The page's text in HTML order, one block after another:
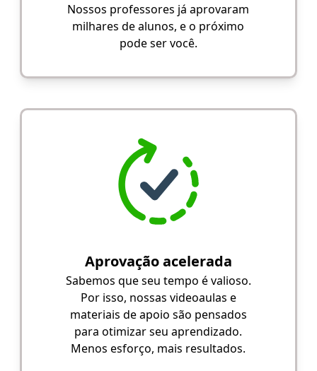
Nossos professores já aprovaram
milhares de alunos, e o próximo
pode ser você.
Aprovação acelerada
Sabemos que seu tempo é valioso.
Por isso, nossas videoaulas e
materiais de apoio são pensados
para otimizar seu aprendizado.
Menos esforço, mais resultados.